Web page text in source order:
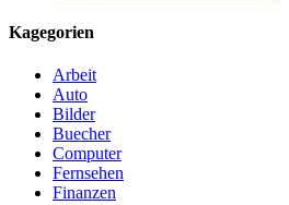
Kagegorien
Arbeit
Auto
Bilder
Buecher
Computer
Fernsehen
Finanzen